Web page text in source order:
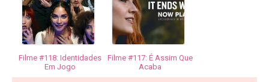
Filme #118: Identidades
Em Jogo
Filme #117: É Assim Que
Acaba